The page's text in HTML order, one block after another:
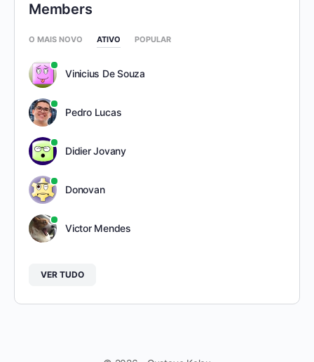
Members
O MAIS NOVO ATIVO POPULAR
Vinicius De Souza
Pedro Lucas
Didier Jovany
Donovan
Victor Mendes
VER TUDO